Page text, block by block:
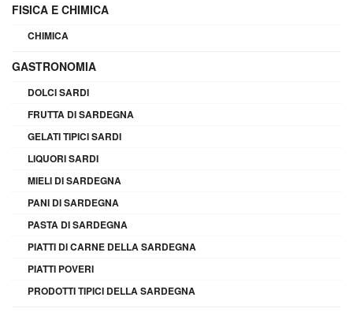
FISICA E CHIMICA
CHIMICA
GASTRONOMIA
DOLCI SARDI
FRUTTA DI SARDEGNA
GELATI TIPICI SARDI
LIQUORI SARDI
MIELI DI SARDEGNA
PANI DI SARDEGNA
PASTA DI SARDEGNA
PIATTI DI CARNE DELLA SARDEGNA
PIATTI POVERI
PRODOTTI TIPICI DELLA SARDEGNA